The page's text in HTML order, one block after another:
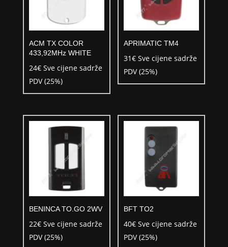
ACM TX COLOR
433,92MHz WHITE
24€ Sve cijene sadrže
PDV (25%)
APRIMATIC TM4
31€ Sve cijene sadrže
PDV (25%)
BENINCA TO.GO 2WV
22€ Sve cijene sadrže
PDV (25%)
BFT TO2
40€ Sve cijene sadrže
PDV (25%)